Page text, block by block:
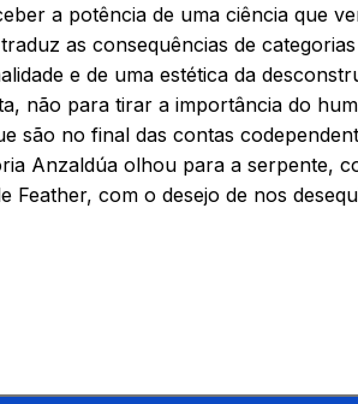
a potência de uma ciência que
as consequências de
e de uma estética da
não para tirar a importância do
são no final das contas
Anzaldúa olhou para a serpente,
com o desejo de nos